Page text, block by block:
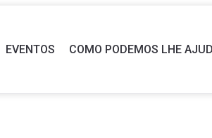
EVENTOS COMO PODEMOS LHE